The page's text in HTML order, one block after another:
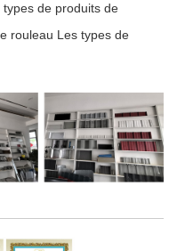
de produits de
rouleau Les types de